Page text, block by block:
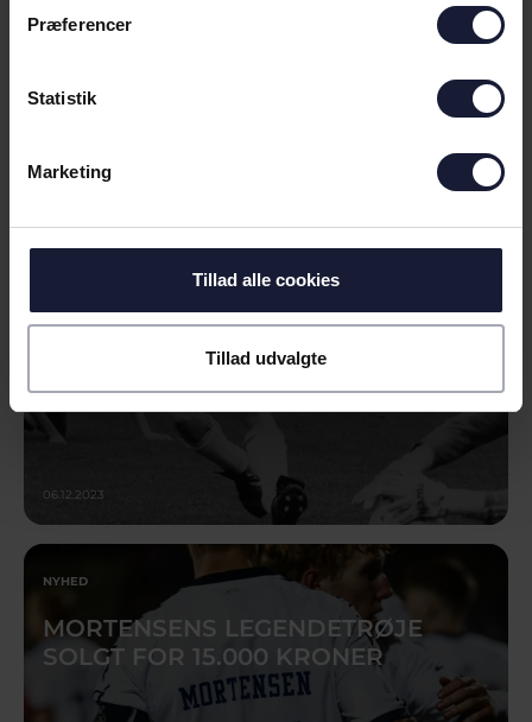
Præferencer
Statistik
Marketing
Tillad alle cookies
Tillad udvalgte
07.05.2026
NYHED
ORIGINAL LARS LUNDKVIST-TRØJE
SAMLER YDERLIGERE 25.000
06.12.2023
NYHED
MORTENSENS LEGENDETRØJE
SOLGT FOR 15.000 KRONER